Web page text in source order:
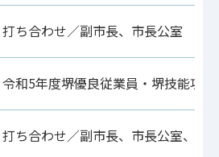
打ち合わせ／副市長、市長公室
令和5年度堺優良従業員・堺技能功
打ち合わせ／副市長、市長公室、健